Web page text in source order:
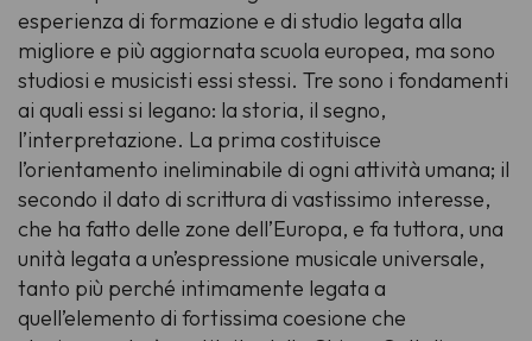
esperienza di formazione e di studio legata alla
migliore e più aggiornata scuola europea, ma sono
studiosi e musicisti essi stessi. Tre sono i fondamenti
ai quali essi si legano: la storia, il segno,
l’interpretazione. La prima costituisce
l’orientamento ineliminabile di ogni attività umana; il
secondo il dato di scrittura di vastissimo interesse,
che ha fatto delle zone dell’Europa, e fa tuttora, una
unità legata a un’espressione musicale universale,
tanto più perché intimamente legata a
quell’elemento di fortissima coesione che